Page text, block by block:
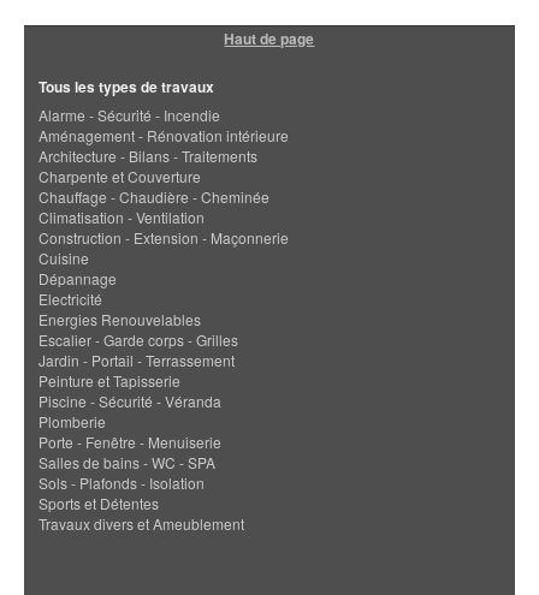
Haut de page
Tous les types de travaux
Alarme - Sécurité - Incendie
Aménagement - Rénovation intérieure
Architecture - Bilans - Traitements
Charpente et Couverture
Chauffage - Chaudière - Cheminée
Climatisation - Ventilation
Construction - Extension - Maçonnerie
Cuisine
Dépannage
Electricité
Energies Renouvelables
Escalier - Garde corps - Grilles
Jardin - Portail - Terrassement
Peinture et Tapisserie
Piscine - Sécurité - Véranda
Plomberie
Porte - Fenêtre - Menuiserie
Salles de bains - WC - SPA
Sols - Plafonds - Isolation
Sports et Détentes
Travaux divers et Ameublement